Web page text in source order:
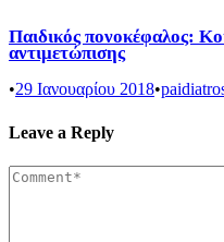
Παιδικός πονοκέφαλος:
αντιμετώπισης
•29 Ιανουαρίου 2018•
Leave a Reply